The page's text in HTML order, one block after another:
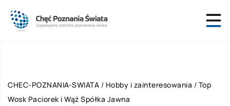
CHEC-POZNANIA-SWIATA / Hobby i zainteresowania / Top
Wosk Paciorek i Wąż Spółka Jawna